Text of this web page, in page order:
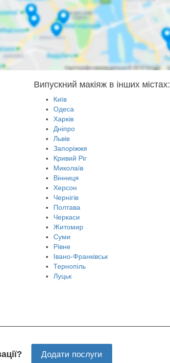
Випускний макіяж в інших містах:
Київ
Одеса
Харків
Дніпро
Львів
Запоріжжя
Кривий Ріг
Миколаїв
Вінниця
Херсон
Чернігів
Полтава
Черкаси
Житомир
Суми
Рівне
Івано-Франківськ
Тернопіль
Луцьк
Додати послуги